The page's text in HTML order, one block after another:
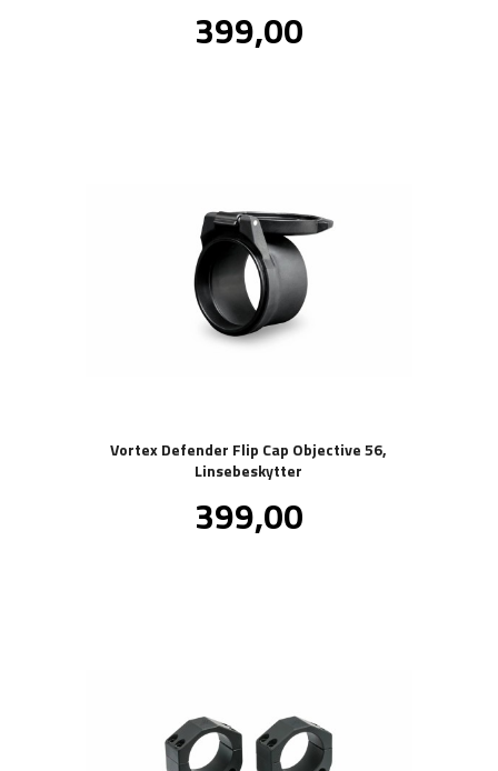
Pris
399,00
Vortex Defender Flip Cap Objective 56,
Linsebeskytter
Pris
399,00